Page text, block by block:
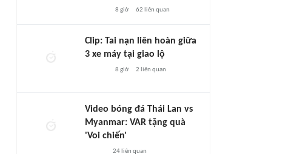
8 giờ 62 liên quan
Clip: Tai nạn liên hoàn giữa
3 xe máy tại giao lộ
8 giờ 2 liên quan
Video bóng đá Thái Lan vs
Myanmar: VAR tặng quà
'Voi chiến'
24liên quan